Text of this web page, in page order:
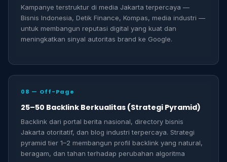
Kampanye terstruktur di media Jakarta terpercaya —
Bisnis Indonesia, Detik Finance, Kompas, media industri —
untuk membangun reputasi digital yang kuat dan
meningkatkan sinyal autoritas brand ke Google.
08 — Off-Page
25–50 Backlink Berkualitas (Strategi Pyramid)
Backlink dari portal berita nasional, directory bisnis
Jakarta otoritatif, dan blog industri terpercaya. Strategi
pyramid tier 1–2 membangun profil backlink yang natural,
beragam, dan tahan terhadap perubahan algoritma